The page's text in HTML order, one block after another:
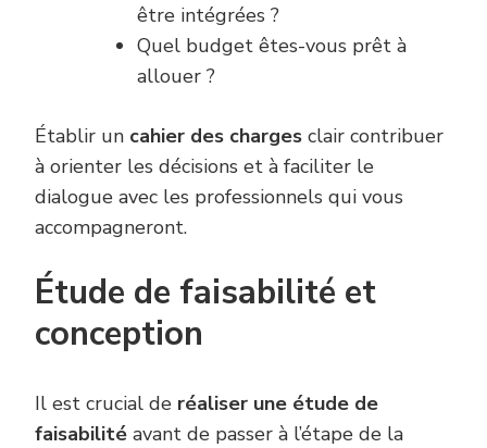
être intégrées ?
Quel budget êtes-vous prêt à
allouer ?
Établir un cahier des charges clair contribuer
à orienter les décisions et à faciliter le
dialogue avec les professionnels qui vous
accompagneront.
Étude de faisabilité et
conception
Il est crucial de réaliser une étude de
faisabilité avant de passer à l’étape de la